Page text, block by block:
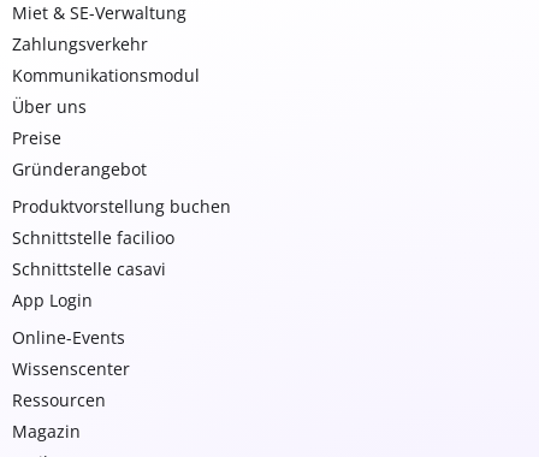
Miet & SE-Verwaltung
Zahlungsverkehr
Kommunikationsmodul
Über uns
Preise
Gründerangebot
Produktvorstellung buchen
Schnittstelle facilioo
Schnittstelle casavi
App Login
Online-Events
Wissenscenter
Ressourcen
Magazin